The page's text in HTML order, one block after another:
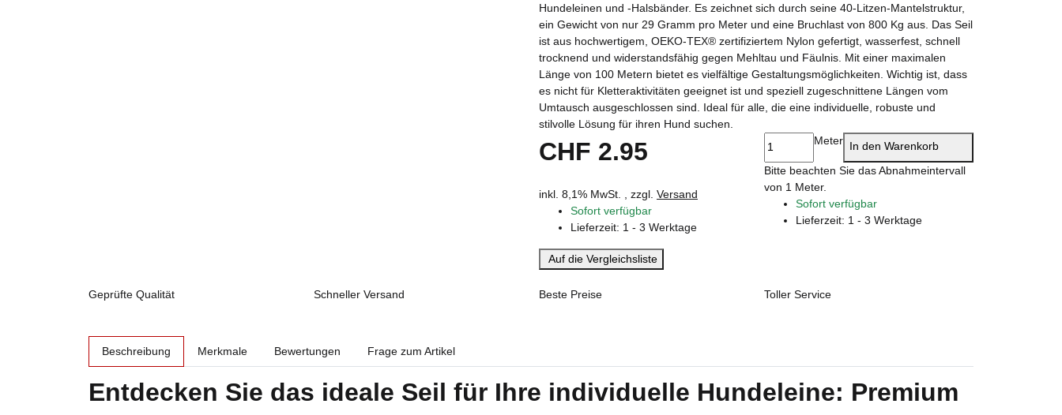
Hundeleinen und -Halsbänder. Es zeichnet sich durch seine 40-Litzen-Mantelstruktur,
ein Gewicht von nur 29 Gramm pro Meter und eine Bruchlast von 800 Kg aus. Das Seil
ist aus hochwertigem, OEKO-TEX® zertifiziertem Nylon gefertigt, wasserfest, schnell
trocknend und widerstandsfähig gegen Mehltau und Fäulnis. Mit einer maximalen
Länge von 100 Metern bietet es vielfältige Gestaltungsmöglichkeiten. Wichtig ist, dass
es nicht für Kletteraktivitäten geeignet ist und speziell zugeschnittene Längen vom
Umtausch ausgeschlossen sind. Ideal für alle, die eine individuelle, robuste und
stilvolle Lösung für ihren Hund suchen.
CHF 2.95
inkl. 8,1% MwSt. , zzgl. Versand
Sofort verfügbar
Lieferzeit: 1 - 3 Werktage
Meter In den Warenkorb
x
Bitte beachten Sie das Abnahmeintervall
von 1 Meter.
Sofort verfügbar
Lieferzeit: 1 - 3 Werktage
Auf die Vergleichsliste
Geprüfte Qualität Schneller Versand Beste Preise Toller Service
Beschreibung Merkmale Bewertungen Frage zum Artikel
Entdecken Sie das ideale Seil für Ihre individuelle Hundeleine: Premium